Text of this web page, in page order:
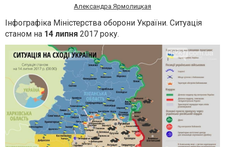
Александра Ярмолицкая
Інфографіка Міністерства оборони України. Ситуація
станом на 14 липня 2017 року.